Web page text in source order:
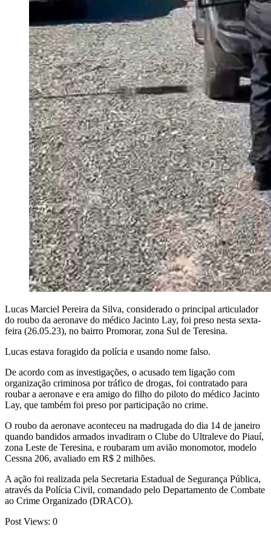
Lucas Marciel Pereira da Silva, considerado o principal articulador
do roubo da aeronave do médico Jacinto Lay, foi preso nesta sexta-
feira (26.05.23), no bairro Promorar, zona Sul de Teresina.
Lucas estava foragido da polícia e usando nome falso.
De acordo com as investigações, o acusado tem ligação com
organização criminosa por tráfico de drogas, foi contratado para
roubar a aeronave e era amigo do filho do piloto do médico Jacinto
Lay, que também foi preso por participação no crime.
O roubo da aeronave aconteceu na madrugada do dia 14 de janeiro
quando bandidos armados invadiram o Clube do Ultraleve do Piauí,
zona Leste de Teresina, e roubaram um avião monomotor, modelo
Cessna 206, avaliado em R$ 2 milhões.
A ação foi realizada pela Secretaria Estadual de Segurança Pública,
através da Polícia Civil, comandado pelo Departamento de Combate
ao Crime Organizado (DRACO).
Post Views: 0